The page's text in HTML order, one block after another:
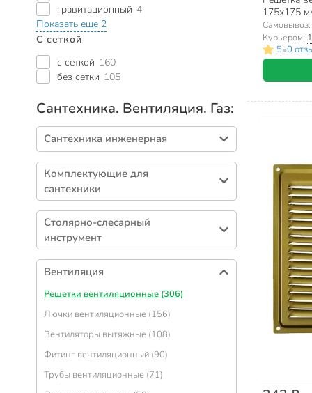
гравитационный 4
Показать еще 2
С сеткой
с сеткой 160
без сетки 105
Сантехника. Вентиляция. Газ:
Сантехника инженерная
Резьбовой фитинг (721)
Арматура запорная (372)
Полипропилен (303)
Полиэтилен низкого давления (253)
Канализация (244)
Канализационные трубы (122)
Полипропиленовые трубы (64)
Металлопластик (49)
Радиаторы (44)
Расширительные баки (14)
Предохранительная арматура (13)
Комплектующие для
сантехники
Сифоны (366)
Подводка для воды (338)
Комплектующие для смесителей (268)
Уплотнительные материалы (258)
Комплектующие для радиатора (234)
Арматура для бачка (99)
Крепления для сантехники (33)
Бордюрные ленты (13)
Столярно-слесарный
инструмент
Тросы сантехнические (39)
Вентиляция
Решетки вентиляционные (306)
Лючки вентиляционные (156)
Вентиляторы вытяжные (108)
Фитинг вентиляционный (90)
Трубы вентиляционные (71)
175х175
Самовывоз:
Курьером:
5•0